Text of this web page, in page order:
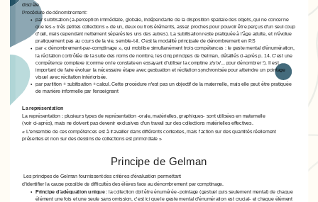
discrète
Procédure de dénombrement:
par subitisation (a-perception immédiate, globale, indépendante de la disposition spatiale des objets, qui ne concerne
que les « très petites collections » de un, deux ou trois éléments, assez proches pour pouvoir être perçus d'un seul coup
d'œil, mais cependant nettement séparés les uns des autres). La subitisation reste pratiquée à l'âge adulte, et n'évolue
pratiquement pas au cours de la vie, semble-t-il. C'est la modalité principale de dénombrement en P.S
par « dénombrement-par-comptinage », qui mobilise simultanément trois compétences : le geste mental d'énumération,
la récitation contrôlée de la suite des noms de nombre, les cinq principes de Gelman, détaillés ci-après p. 14. C'est une
compétence complexe (comme on le constate en essayant d'utiliser la comptine z/y/x/... pour dénombrer !). Il est
important de faire évoluer la nécessaire étape avec gestuation et récitation synchronisée pour atteindre un pointage
visuel avec récitation intériorisée.
par partition + subitisation + calcul. Cette procédure n'est pas un objectif de la maternelle, mais elle peut être pratiquée
de manière informelle par l'enseignant
La représentation
La représentation : plusieurs types de représentation -orale, matérielles, graphiques- sont utilisées en maternelle
(voir ci-après), mais ne doivent pas devenir exclusives d'un travail sur des collections matérielles effectives.
« L'ensemble de ces compétences est à travailler dans différents contextes, mais l'action sur des quantités réellement
présentes et non sur des dessins de collections est primordiale »
Principe de Gelman
Les principes de Gelman fournissent des critères d'évaluation permettant
d'identifier la cause possible de difficultés des élèves face au dénombrement par comptinage.
Principe d'adéquation unique: la collection doit être énumérée -pointage (gestuel puis seulement mental) de chaque
élément une fois et une seule sans omission, c'est ici que le geste mental d'énumération est crucial- et chaque élément